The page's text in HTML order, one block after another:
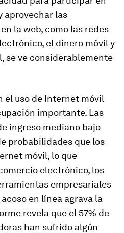
aprovechar las
la web, como las redes
el dinero móvil y
se ve considerablemente
el uso de Internet móvil
importante. Las
ingreso mediano bajo
probabilidades que los
móvil, lo que
electrónico, los
empresariales
en línea agrava la
revela que el 57% de
han sufrido algún